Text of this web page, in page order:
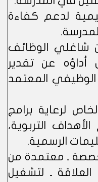
لدعم كفاءة
شاغلي الوظائف
أداؤه عن تقدير
الوظيفي المعتمد
لرعاية برامج
التربوية،
الرسمية.
ـ معتمدة من
ـ لتشغيل